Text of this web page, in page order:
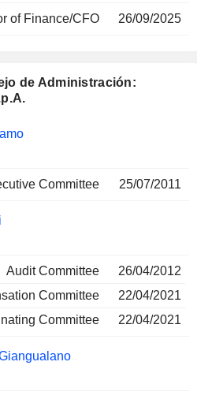
of Finance/CFO 26/09/2025
de Administración:
Committee 25/07/2011
Audit Committee
26/04/2012
Committee
22/04/2021
Committee
22/04/2021